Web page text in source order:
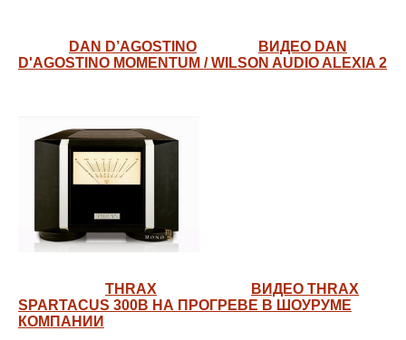
DAN D’AGOSTINO
ВИДЕО DAN
D'AGOSTINO MOMENTUM / WILSON AUDIO ALEXIA 2
THRAX
ВИДЕО THRAX
SPARTACUS 300B НА ПРОГРЕВЕ В ШОУРУМЕ
КОМПАНИИ